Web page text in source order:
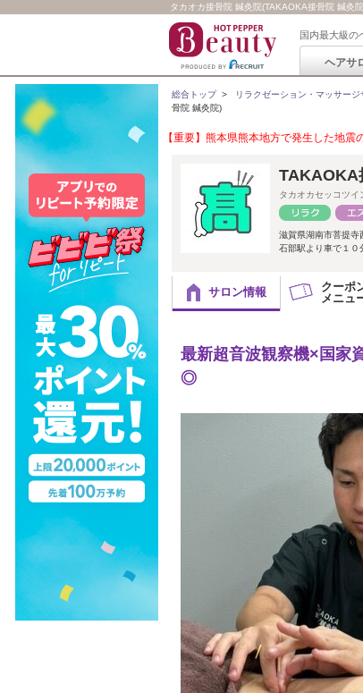
タカオカ接骨院 鍼灸院(TAKAOKA接骨院 鍼灸
国内最大級の
ヘアサ
総合トップ> リラクゼーション・マッサー
骨院 鍼灸院)
【重要】熊本県熊本地方で発生した地
TAKAOKA
タカオカセッコツイ
滋賀県湖南市菩提
石部駅より車で１
サロン情報
クーポ
メニュ
最新超音波観察機×国家
◎